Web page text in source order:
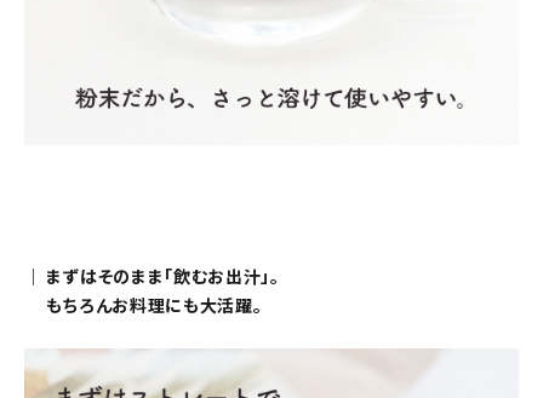
｜ まずはそのまま「飲むお出汁」。
もちろんお料理にも大活躍。